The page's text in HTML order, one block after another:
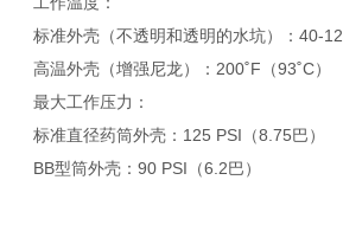
标准外壳（不透明和透明的水坑）：40-
高温外壳（增强尼龙）：200˚F（93˚C）
最大工作压力：
标准直径药筒外壳：125 PSI（8.75巴）
BB型筒外壳：90 PSI（6.2巴）